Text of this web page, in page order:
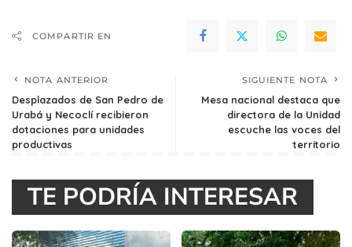
COMPARTIR EN
NOTA ANTERIOR
Desplazados de San Pedro de
Urabá y Necoclí recibieron
dotaciones para unidades
productivas
SIGUIENTE NOTA
Mesa nacional destaca que
directora de la Unidad
escuche las voces del
territorio
TE PODRÍA INTERESAR